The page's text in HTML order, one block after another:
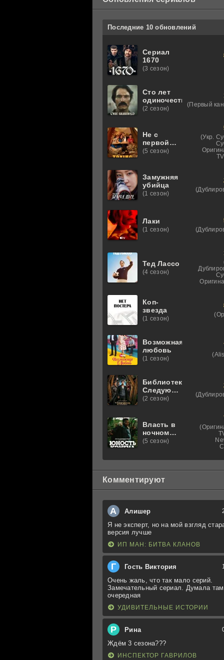
Последние 10 обновлений
Сериал
1670
(3 сезон)
Сто лет
одиночества
(2 сезон)
(Первый
Не с
первой
попытки
(5 сезон)
(Укр.
Замужняя
убийца
(1 сезон)
Лаки
(1 сезон)
Тед Лассо
(4 сезон)
Коп-
звезда
(1 сезон)
Возможная
любовь
(1 сезон)
Библиотекари:
Следующая
глава
(2 сезон)
Власть в
ночном
городе.
Кэнена
(5 сезон)
Комментируют
А Алишер
Я не эксперт, но на мой взгляд
версия лучше
ИП МАН: БИТВА КЛАНОВ
Г Гость Виктория
Очень жаль, что так мало серий.
Замечательный сериал. Думала там
очередная
УДИВИТЕЛЬНЫЕ ИСТОРИИ
Р Рина
Ждём 3 сезона???
ИНСПЕКТОР ГАВРИЛОВ